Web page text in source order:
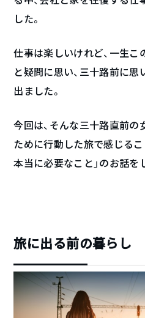
した。
仕事は楽しいけれど、一生
と疑問に思い、三十路前に
出ました。
今回は、そんな三十路直前
ために行動した旅で感じる
本当に必要なこと」のお話を
旅に出る前の暮らし